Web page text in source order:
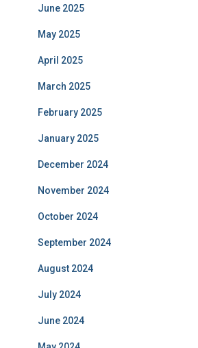
June 2025
May 2025
April 2025
March 2025
February 2025
January 2025
December 2024
November 2024
October 2024
September 2024
August 2024
July 2024
June 2024